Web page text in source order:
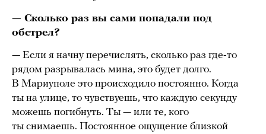
— Сколько раз вы сами попадали под
обстрел?
— Если я начну перечислять, сколько раз где-то
рядом разрывалась мина, это будет долго.
В Мариуполе это происходило постоянно. Когда
ты на улице, то чувствуешь, что каждую секунду
можешь погибнуть. Ты — или те, кого
ты снимаешь. Постоянное ощущение близкой